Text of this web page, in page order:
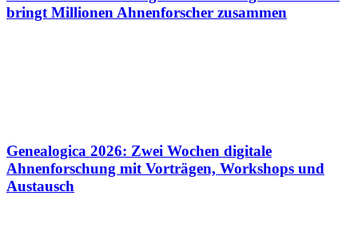
bringt Millionen Ahnenforscher zusammen
Genealogica 2026: Zwei Wochen digitale
Ahnenforschung mit Vorträgen, Workshops und
Austausch